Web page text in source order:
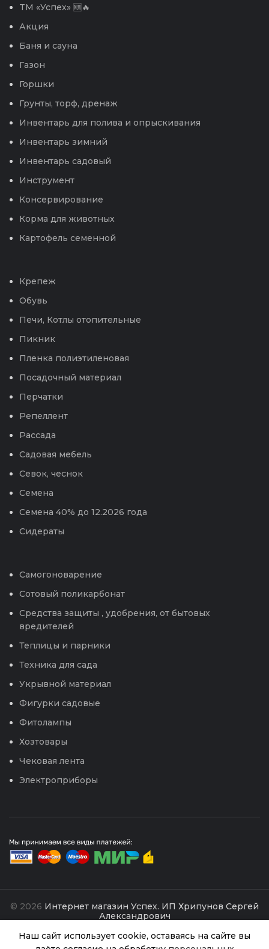
TM «Успех» 🆕🔥
Акция
Баня и сауна
Газон
Горшки
Грунты, торф, дренаж
Инвентарь для полива и опрыскивания
Инвентарь зимний
Инвентарь садовый
Инструмент
Консервирование
Корма для животных
Картофель семенной
Крепеж
Обувь
Печи, Котлы отопительные
Пикник
Пленка полиэтиленовая
Посадочный материал
Перчатки
Репеллент
Рассада
Садовая мебель
Севок, чеснок
Семена
Семена 40% до 12.2026 года
Сидераты
Самогоноварение
Сотовый поликарбонат
Средства защиты , удобрения, от бытовых
вредителей
Теплицы и парники
Техника для сада
Укрывной материал
Фигурки садовые
Фитолампы
Хозтовары
Чековая лента
Электроприборы
© 2026 Интернет магазин Успех. ИП Хрипунов Сергей
Александрович
Все права защищены.Персональные данные.
Наш сайт использует cookie, оставаясь на сайте вы